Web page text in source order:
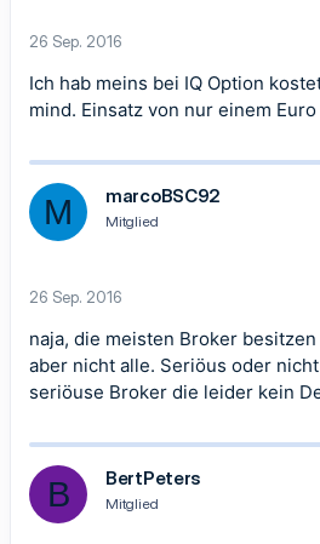
:
26 Sep. 2016
Ich hab meins bei IQ Option
mind. Einsatz von nur einem
M marcoBSC92
Mitglied
26 Sep. 2016
naja, die meisten Broker
aber nicht alle. Seriöus oder
seriöuse Broker die leider kein
B BertPeters
Mitglied